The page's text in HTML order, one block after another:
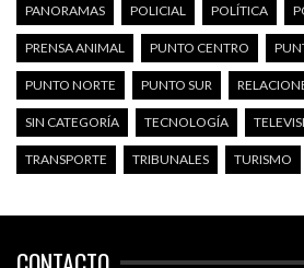
PANORAMAS POLICIAL POLÍTICA
PRENSA ANIMAL PUNTO CENTRO
PUNTO NORTE PUNTO SUR
SIN CATEGORÍA TECNOLOGÍA
TRANSPORTE TRIBUNALES TURISMO